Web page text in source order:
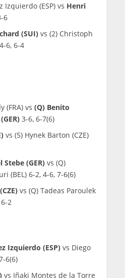
Izquierdo (ESP) vs Henri
6
(SUI)vs (2) Christoph
6, 6-4
(FRA) vs (Q) Benito
3-6, 6-7(6)
vs (5) Hynek Barton (CZE)
Stebe (GER)vs (Q)
(BEL) 6-2, 4-6, 7-6(6)
vs (Q) Tadeas Paroulek
2
Izquierdo (ESP)vs Diego
6(6)
vs Iñaki Montes de la Torre